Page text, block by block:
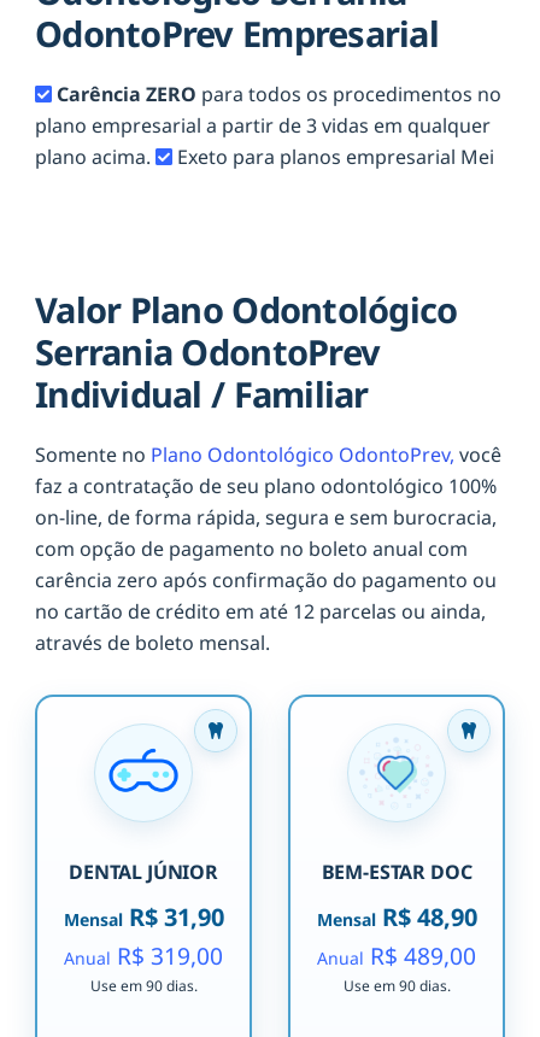
OdontoPrev Empresarial
Carência ZERO para todos os procedimentos no
plano empresarial a partir de 3 vidas em qualquer
plano acima.
Exeto para planos empresarial Mei
Valor Plano Odontológico
Serrania OdontoPrev
Individual / Familiar
Somente no Plano Odontológico OdontoPrev, você
faz a contratação de seu plano odontológico 100%
on-line, de forma rápida, segura e sem burocracia,
com opção de pagamento no boleto anual com
carência zero após confirmação do pagamento ou
no cartão de crédito em até 12 parcelas ou ainda,
através de boleto mensal.
DENTAL JÚNIOR
MensalR$ 31,90
Anual R$ 319,00
Use em 90 dias.
BEM-ESTAR DOC
MensalR$ 48,90
Anual R$ 489,00
Use em 90 dias.